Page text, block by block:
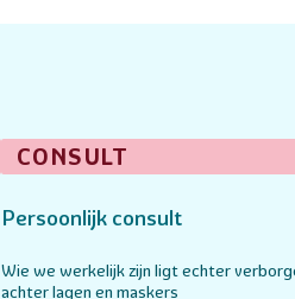
CONSULT
Persoonlijk consult
Wie we werkelijk zijn ligt echter
achter lagen en maskers